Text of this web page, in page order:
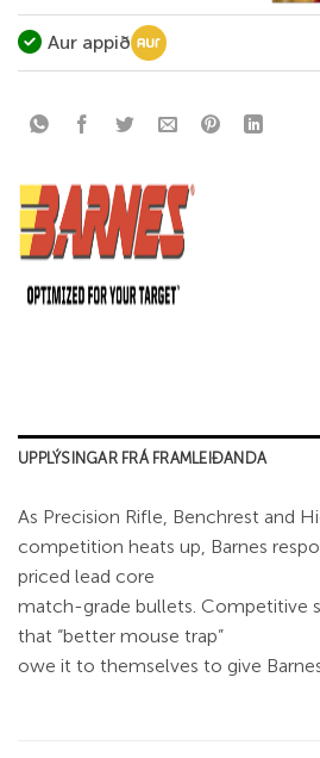
Aur appið
UPPLÝSINGAR FRÁ FRAMLEIÐANDA
As Precision Rifle, Benchrest and
competition heats up, Barnes
priced lead core
match-grade bullets. Competitive
that “better mouse trap”
owe it to themselves to give